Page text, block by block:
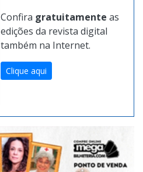
Confira gratuitamente as
edições da revista digital
também na Internet.
Clique aqui